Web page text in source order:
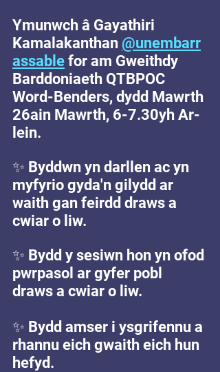
Ymunwch â Gayathiri
Kamalakanthan @unembarr
assable for am Gweithdy
Barddoniaeth QTBPOC
Word-Benders, dydd Mawrth
26ain Mawrth, 6-7.30yh Ar-
lein.
✨ Byddwn yn darllen ac yn
myfyrio gyda'n gilydd ar
waith gan feirdd draws a
cwiar o liw.
✨ Bydd y sesiwn hon yn ofod
pwrpasol ar gyfer pobl
draws a cwiar o liw.
✨ Bydd amser i ysgrifennu a
rhannu eich gwaith eich hun
hefyd.